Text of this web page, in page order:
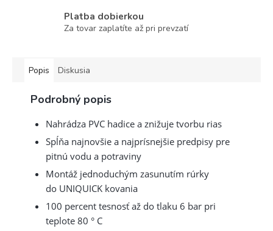
Platba dobierkou
Za tovar zaplatíte až pri prevzatí
Popis Diskusia
Podrobný popis
Nahrádza PVC hadice a znižuje tvorbu rias
Spĺňa najnovšie a najprísnejšie predpisy pre
pitnú vodu a potraviny
Montáž jednoduchým zasunutím rúrky
do UNIQUICK kovania
100 percent tesnosť až do tlaku 6 bar pri
teplote 80 ° C